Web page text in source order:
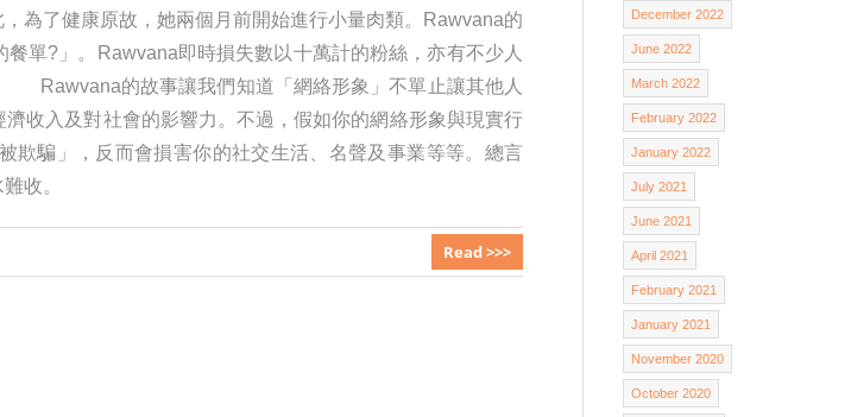
為了健康原故，她兩個月前開始進行小量肉類。Rawvana的
單?」。Rawvana即時損失數以十萬計的粉絲，亦有不少人
Rawvana的故事讓我們知道「網絡形象」不單止讓其他人
收入及對社會的影響力。不過，假如你的網絡形象與現實行
欺騙」，反而會損害你的社交生活、名聲及事業等等。總言
收。
Read >>>
December 2022
June 2022
March 2022
February 2022
January 2022
July 2021
June 2021
April 2021
February 2021
January 2021
November 2020
October 2020